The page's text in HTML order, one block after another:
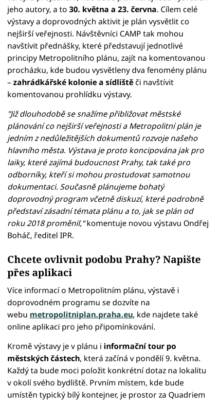
jeho autory, a to 30. května a 23. června. Cílem celé
výstavy a doprovodných aktivit je plán vysvětlit co
nejširší veřejnosti. Návštěvníci CAMP tak mohou
navštívit přednášky, které představují jednotlivé
principy Metropolitního plánu, zajít na komentovanou
procházku, kde budou vysvětleny dva fenomény plánu
–zahrádkářské kolonie a sídlištěči navštívit
komentovanou prohlídku výstavy.
"Již dlouhodobě se snažíme přibližovat městské
plánování co nejširší veřejnosti a Metropolitní plán je
jedním z nedůležitějších dokumentů rozvoje našeho
hlavního města. Výstava je proto koncipována jak pro
laiky, které zajímá budoucnost Prahy, tak také pro
odborníky, kteří si mohou prostudovat samotnou
dokumentaci. Současně plánujeme bohatý
doprovodný program včetně diskuzí, které podrobně
představí zásadní témata plánu a to, jak se plán od
roku 2018 proměnil,“komentuje novou výstavu Ondřej
Boháč, ředitel IPR.
Chcete ovlivnit podobu Prahy? Napište
přes aplikaci
Více informací o Metropolitním plánu, výstavě i
doprovodném programu se dozvíte na
webu metropolitniplan.praha.eu, kde najdete také
online aplikaci pro jeho připomínkování.
Kromě výstavy je v plánu i informační tour po
městských částech, která začíná v pondělí 9. května.
Každý ta bude moci položit konkrétní dotaz na lokalitu
v okolí svého bydliště. Prvním místem, kde bude
umístěn typický bílý kontejner, je prostor za Quadriem